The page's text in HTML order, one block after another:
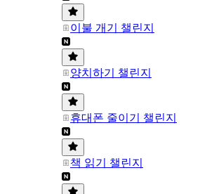
이불 개기 챌린지
양치하기 챌린지
휴대폰 줄이기 챌린지
책 읽기 챌린지